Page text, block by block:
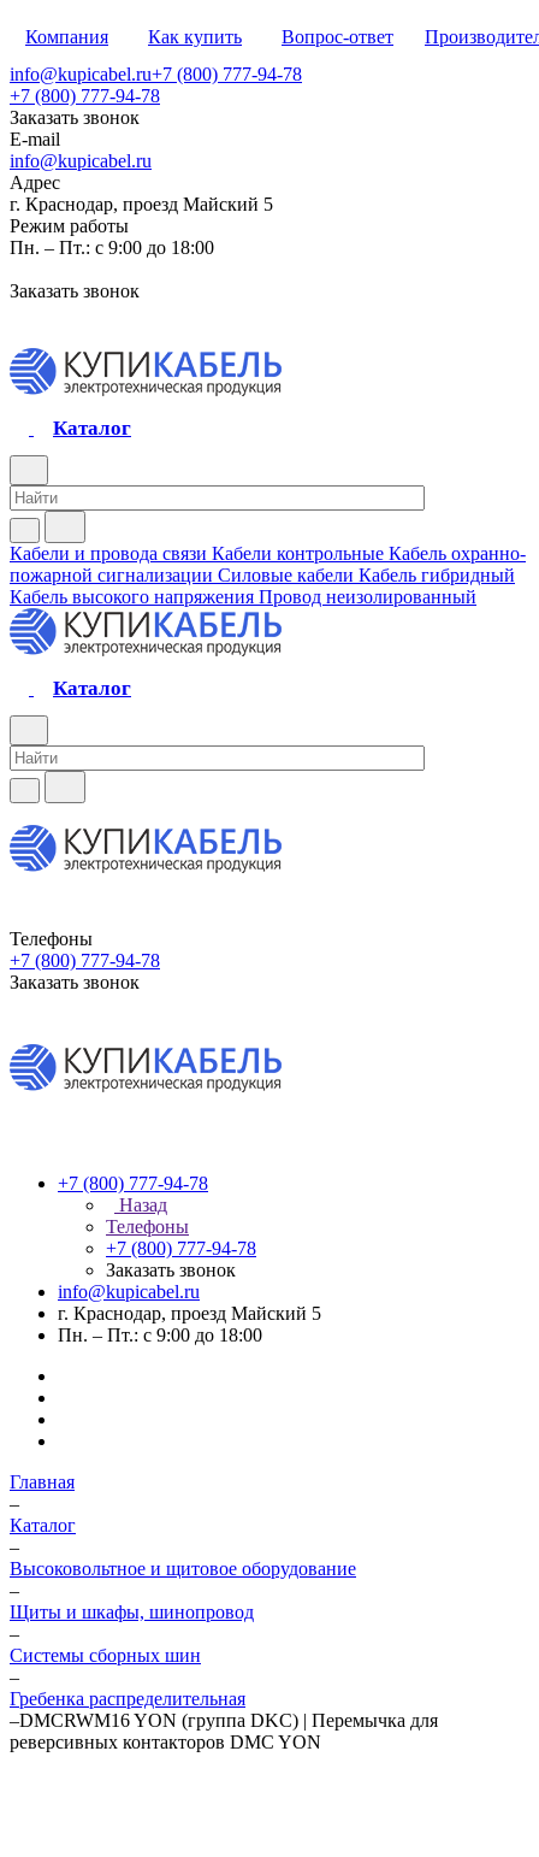
Компания Как купить Вопрос-ответ
info@kupicabel.ru+7 (800) 777-94-78
+7 (800) 777-94-78
Заказать звонок
E-mail
info@kupicabel.ru
Адрес
г. Краснодар, проезд Майский 5
Режим работы
Пн. – Пт.: с 9:00 до 18:00
Заказать звонок
Каталог
Кабели и провода связи Кабели контрольные Кабель охранно-
пожарной сигнализации Силовые кабели Кабель гибридный
Кабель высокого напряжения Провод неизолированный
Каталог
Телефоны
+7 (800) 777-94-78
Заказать звонок
+7 (800) 777-94-78
Назад
Телефоны
+7 (800) 777-94-78
Заказать звонок
info@kupicabel.ru
г. Краснодар, проезд Майский 5
Пн. – Пт.: с 9:00 до 18:00
Главная
–
Каталог
–
Высоковольтное и щитовое оборудование
–
Щиты и шкафы, шинопровод
–
Системы сборных шин
–
Гребенка распределительная
–DMCRWM16 YON (группа DKC) | Перемычка для
реверсивных контакторов DMC YON